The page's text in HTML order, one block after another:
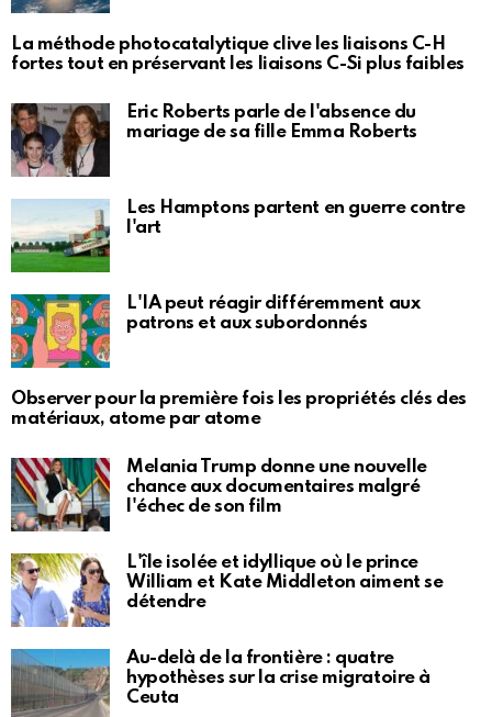
La méthode photocatalytique clive les liaisons C-H
fortes tout en préservant les liaisons C-Si plus faibles
Eric Roberts parle de l'absence du
mariage de sa fille Emma Roberts
Les Hamptons partent en guerre contre
l'art
L'IA peut réagir différemment aux
patrons et aux subordonnés
Observer pour la première fois les propriétés clés des
matériaux, atome par atome
Melania Trump donne une nouvelle
chance aux documentaires malgré
l'échec de son film
L'île isolée et idyllique où le prince
William et Kate Middleton aiment se
détendre
Au-delà de la frontière : quatre
hypothèses sur la crise migratoire à
Ceuta